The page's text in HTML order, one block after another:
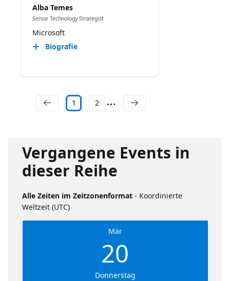
Alba Temes
Senior Technology Strategist
Microsoft
Biografie
1 2
Vergangene Events in
dieser Reihe
Alle Zeiten im Zeitzonenformat - Koordinierte
Weltzeit (UTC)
Mär
20
Donnerstag